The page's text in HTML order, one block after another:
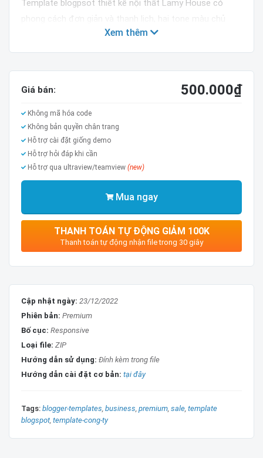
Template blogpsot thiết kế nội thất Lamy House có
phong cách đơn giản và thanh lịch, hai tone màu chủ
đạo đen - xanh tạo cảm giác chuyên nghiệp, hiện đại
giúp thu hút khách hàng ở lại website của bạn.
Xem thêm
Giá bán: 500.000₫
Không mã hóa code
Không bản quyền chân trang
Hỗ trợ cài đặt giống demo
Hỗ trợ hỏi đáp khi cần
Hỗ trợ qua ultraview/teamview (new)
Mua ngay
THANH TOÁN TỰ ĐỘNG GIẢM 100K
Thanh toán tự động nhận file trong 30 giây
Cập nhật ngày: 23/12/2022
Phiên bản: Premium
Bố cục: Responsive
Loại file: ZIP
Hướng dẫn sử dụng: Đính kèm trong file
Hướng dẫn cài đặt cơ bản: tại đây
Tags: blogger-templates business premium sale template
blogspot template-cong-ty